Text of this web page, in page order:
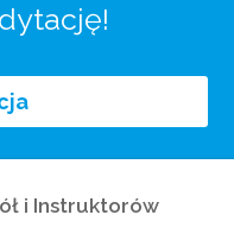
i Instruktorów